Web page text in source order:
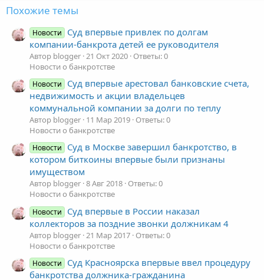
Похожие темы
Новости
Суд впервые привлек по долгам
компании-банкрота детей ее руководителя
Автор blogger 21 Окт 2020 Ответы: 0
Новости о банкротстве
Новости
Суд впервые арестовал банковские счета,
недвижимость и акции владельцев
коммунальной компании за долги по теплу
Автор blogger 11 Мар 2019 Ответы: 0
Новости о банкротстве
Новости
Суд в Москве завершил банкротство, в
котором биткоины впервые были признаны
имуществом
Автор blogger 8 Авг 2018 Ответы: 0
Новости о банкротстве
Новости
Суд впервые в России наказал
коллекторов за поздние звонки должникам‍ 4
Автор blogger 21 Мар 2017 Ответы: 0
Новости о банкротстве
Новости
Суд Красноярска впервые ввел процедуру
банкротства должника-гражданина